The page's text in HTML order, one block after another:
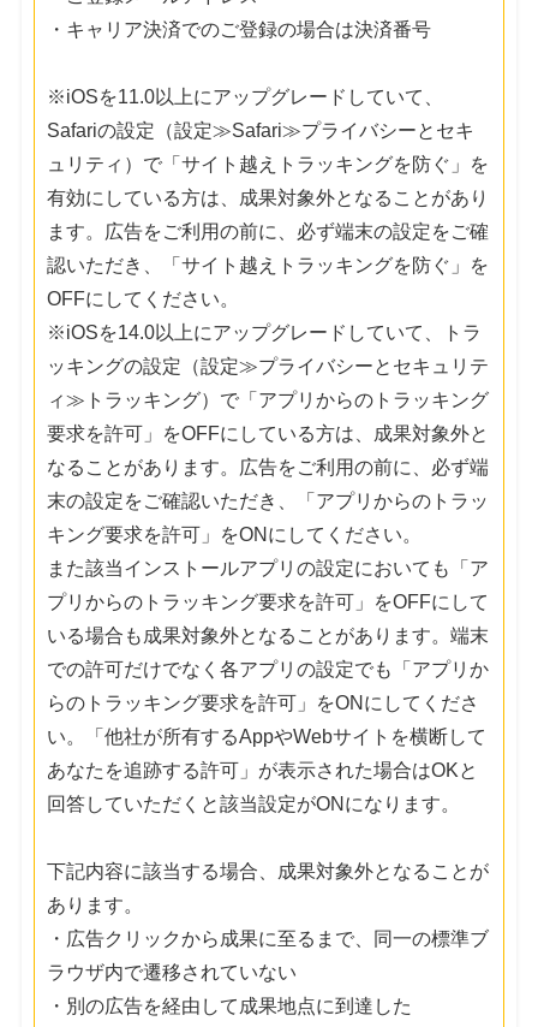
・キャリア決済でのご登録の場合は決済番号
※iOSを11.0以上にアップグレードしていて、
Safariの設定（設定≫Safari≫プライバシーとセキ
ュリティ）で「サイト越えトラッキングを防ぐ」を
有効にしている方は、成果対象外となることがあり
ます。広告をご利用の前に、必ず端末の設定をご確
認いただき、「サイト越えトラッキングを防ぐ」を
OFFにしてください。
※iOSを14.0以上にアップグレードしていて、トラ
ッキングの設定（設定≫プライバシーとセキュリテ
ィ≫トラッキング）で「アプリからのトラッキング
要求を許可」をOFFにしている方は、成果対象外と
なることがあります。広告をご利用の前に、必ず端
末の設定をご確認いただき、「アプリからのトラッ
キング要求を許可」をONにしてください。
また該当インストールアプリの設定においても「ア
プリからのトラッキング要求を許可」をOFFにして
いる場合も成果対象外となることがあります。端末
での許可だけでなく各アプリの設定でも「アプリか
らのトラッキング要求を許可」をONにしてくださ
い。「他社が所有するAppやWebサイトを横断して
あなたを追跡する許可」が表示された場合はOKと
回答していただくと該当設定がONになります。
下記内容に該当する場合、成果対象外となることが
あります。
・広告クリックから成果に至るまで、同一の標準ブ
ラウザ内で遷移されていない
・別の広告を経由して成果地点に到達した